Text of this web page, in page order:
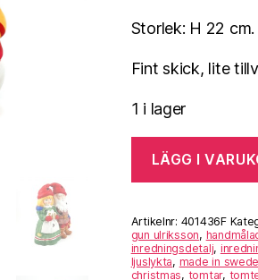
Storlek: H 22 cm.
Fint skick, lite
1 i lager
LÄGG I
Artikelnr: 401436F
gun ulriksson,
inredningsdetalj,
ljuslykta, made in
christmas, tomtar,